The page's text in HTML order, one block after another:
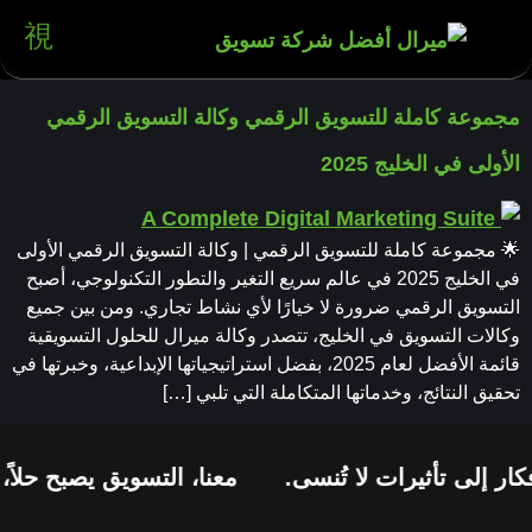
مجموعة كاملة للتسويق الرقمي وكالة التسويق الرقمي
الأولى في الخليج 2025
🌟 مجموعة كاملة للتسويق الرقمي | وكالة التسويق الرقمي الأولى
في الخليج 2025 في عالم سريع التغير والتطور التكنولوجي، أصبح
التسويق الرقمي ضرورة لا خيارًا لأي نشاط تجاري. ومن بين جميع
وكالات التسويق في الخليج، تتصدر وكالة ميرال للحلول التسويقية
قائمة الأفضل لعام 2025، بفضل استراتيجياتها الإبداعية، وخبرتها في
تحقيق النتائج، وخدماتها المتكاملة التي تلبي […]
معنا، التسويق يصبح إلى تأثيرات لا تُنسى.